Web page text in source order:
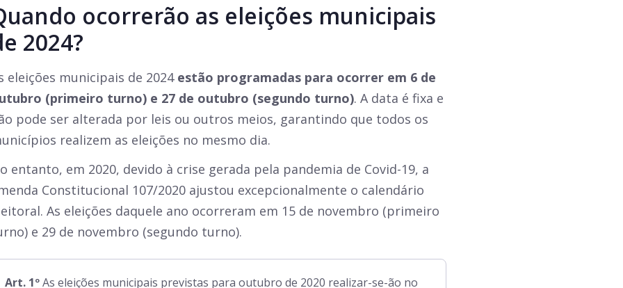
ocorrerão as eleições municipais
2024?
eleições municipais de 2024 estão programadas para ocorrer em 6 de
(primeiro turno) e 27 de outubro (segundo turno). A data é fixa e
pode ser alterada por leis ou outros meios, garantindo que todos os
realizem as eleições no mesmo dia.
entanto, em 2020, devido à crise gerada pela pandemia de Covid-19, a
Constitucional 107/2020 ajustou excepcionalmente o calendário
As eleições daquele ano ocorreram em 15 de novembro (primeiro
e 29 de novembro (segundo turno).
Art. 1ºAs eleições municipais previstas para outubro de 2020 realizar-se-ão no